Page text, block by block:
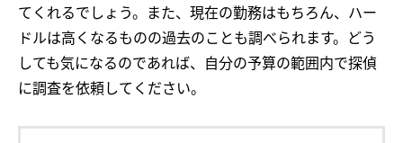
てくれるでしょう。また、現在の勤務はもちろん、ハー
ドルは高くなるものの過去のことも調べられます。どう
しても気になるのであれば、自分の予算の範囲内で探偵
に調査を依頼してください。